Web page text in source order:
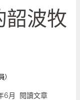
韶波牧
)
6月 閱讀文章